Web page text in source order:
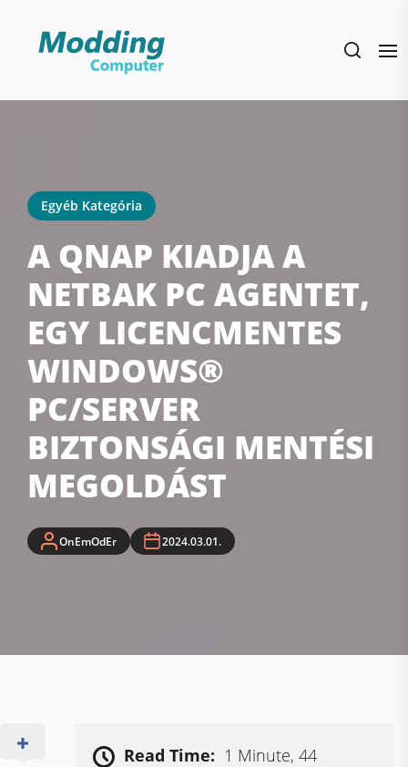
Egyéb Kategória
A QNAP KIADJA A
NETBAK PC AGENTET,
EGY LICENCMENTES
WINDOWS®
PC/SERVER
BIZTONSÁGI MENTÉSI
MEGOLDÁST
OnEmOdEr 2024.03.01.
Read Time: 1 Minute, 44